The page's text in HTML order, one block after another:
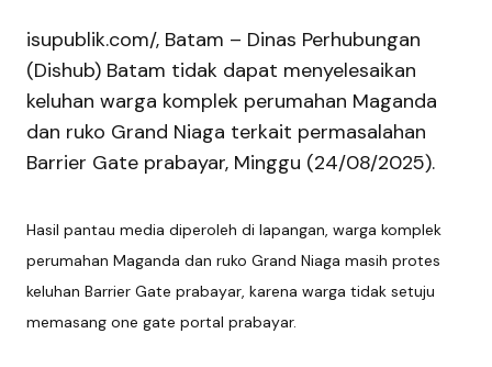
isupublik.com/, Batam – Dinas Perhubungan
(Dishub) Batam tidak dapat menyelesaikan
keluhan warga komplek perumahan Maganda
dan ruko Grand Niaga terkait permasalahan
Barrier Gate prabayar, Minggu (24/08/2025).
Hasil pantau media diperoleh di lapangan, warga komplek
perumahan Maganda dan ruko Grand Niaga masih protes
keluhan Barrier Gate prabayar, karena warga tidak setuju
memasang one gate portal prabayar.